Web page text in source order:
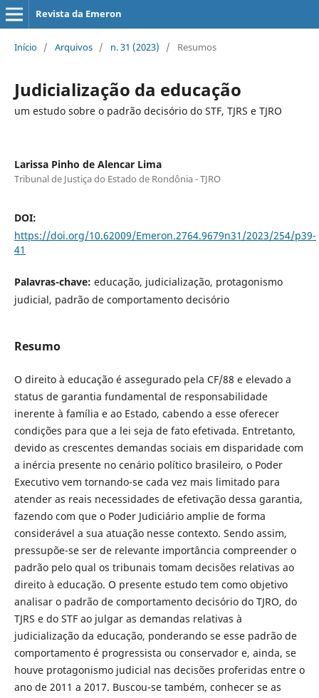
Revista da Emeron
Início / Arquivos / n. 31 (2023) / Resumos
Judicialização da educação
um estudo sobre o padrão decisório do STF, TJRS e TJRO
Larissa Pinho de Alencar Lima
Tribunal de Justiça do Estado de Rondônia - TJRO
DOI:
https://doi.org/10.62009/Emeron.2764.9679n31/2023/254/p39-
41
Palavras-chave: educação, judicialização, protagonismo
judicial, padrão de comportamento decisório
Resumo
O direito à educação é assegurado pela CF/88 e elevado a
status de garantia fundamental de responsabilidade
inerente à família e ao Estado, cabendo a esse oferecer
condições para que a lei seja de fato efetivada. Entretanto,
devido as crescentes demandas sociais em disparidade com
a inércia presente no cenário político brasileiro, o Poder
Executivo vem tornando-se cada vez mais limitado para
atender as reais necessidades de efetivação dessa garantia,
fazendo com que o Poder Judiciário amplie de forma
considerável a sua atuação nesse contexto. Sendo assim,
pressupõe-se ser de relevante importância compreender o
padrão pelo qual os tribunais tomam decisões relativas ao
direito à educação. O presente estudo tem como objetivo
analisar o padrão de comportamento decisório do TJRO, do
TJRS e do STF ao julgar as demandas relativas à
judicialização da educação, ponderando se esse padrão de
comportamento é progressista ou conservador e, ainda, se
houve protagonismo judicial nas decisões proferidas entre o
ano de 2011 a 2017. Buscou-se também, conhecer se as